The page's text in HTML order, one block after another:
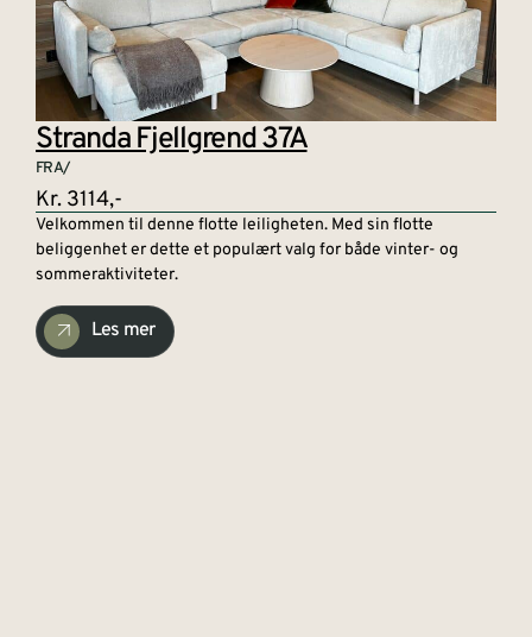
Stranda Fjellgrend 37A
FRA/
Kr. 3114,-
Velkommen til denne flotte leiligheten. Med sin flotte
beliggenhet er dette et populært valg for både vinter- og
sommeraktiviteter.
Les mer